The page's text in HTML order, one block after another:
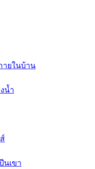
ยในบ้าน
น้ำ
นเขา